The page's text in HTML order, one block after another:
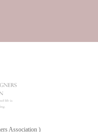
Association )